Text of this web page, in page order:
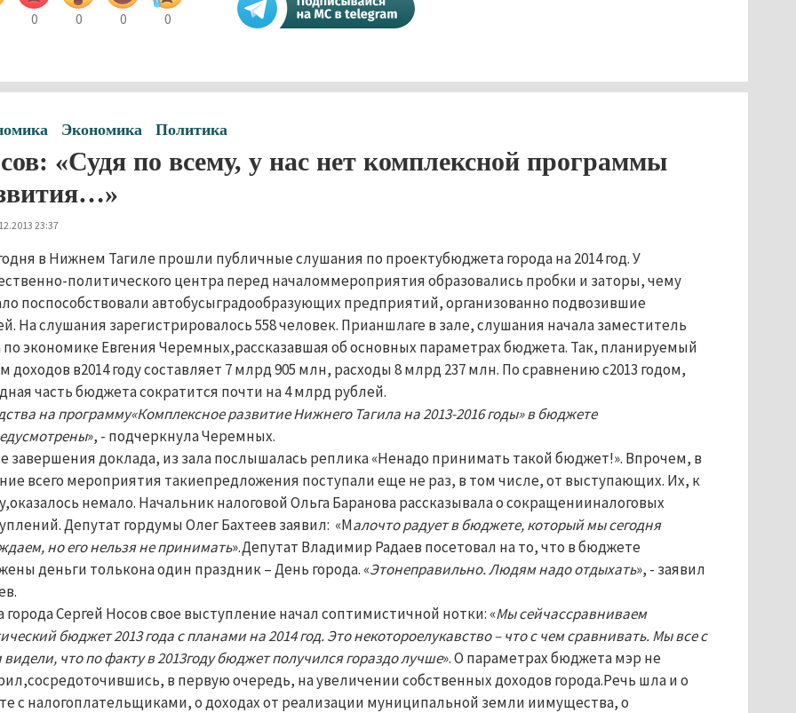
0 0 0 0
Экономика Политика
«Судя по всему, у нас нет комплексной программы
23:37
в Нижнем Тагиле прошли публичные слушания по проектубюджета города на 2014 год. У
политического центра перед началоммероприятия образовались пробки и заторы, чему
поспособствовали автобусыградообразующих предприятий, организованно подвозившие
На слушания зарегистрировалось 558 человек. Прианшлаге в зале, слушания начала заместитель
по экономике Евгения Черемных,рассказавшая об основных параметрах бюджета. Так, планируемый
доходов в2014 году составляет 7 млрд 905 млн, расходы 8 млрд 237 млн. По сравнению с2013 годом,
часть бюджета сократится почти на 4 млрд рублей.
на программу«Комплексное развитие Нижнего Тагила на 2013-2016 годы» в бюджете
», - подчеркнула Черемных.
завершения доклада, из зала послышалась реплика «Ненадо принимать такой бюджет!». Впрочем, в
всего мероприятия такиепредложения поступали еще не раз, в том числе, от выступающих. Их, к
немало. Начальник налоговой Ольга Баранова рассказывала о сокращенииналоговых
Депутат гордумы Олег Бахтеев заявил: «Малочто радует в бюджете, который мы сегодня
но его нельзя не принимать».Депутат Владимир Радаев посетовал на то, что в бюджете
деньги толькона один праздник – День города. «Этонеправильно. Людям надо отдыхать», - заявил
города Сергей Носов свое выступление начал соптимистичной нотки: «Мы сейчассравниваем
бюджет 2013 года с планами на 2014 год. Это некотороелукавство – что с чем сравнивать. Мы все с
что по факту в 2013году бюджет получился гораздо лучше». О параметрах бюджета мэр не
в первую очередь, на увеличении собственных доходов города.Речь шла и о
с налогоплательщиками, о доходах от реализации муниципальной земли иимущества, о